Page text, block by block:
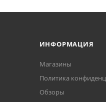
ИНФОРМАЦИЯ
Магазины
Политика
Обзоры